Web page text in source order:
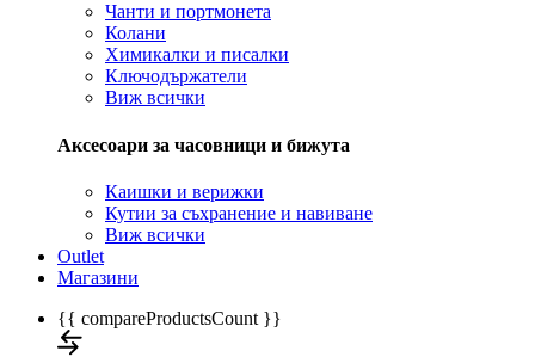
Чанти и портмонета
Колани
Химикалки и писалки
Ключодържатели
Виж всички
Аксесоари за часовници и бижута
Каишки и верижки
Кутии за съхранение и навиване
Виж всички
Outlet
Магазини
{{ compareProductsCount }}